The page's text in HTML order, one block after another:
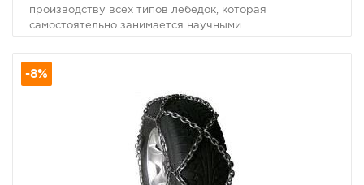
производству всех типов лебедок, которая
самостоятельно занимается научными
Она одной из первых начала производство
автомобильных лебедок в Китае и является
поставщиком китайской армии.
Производители RUNVA
Тяговое усилие, фунты 9500
Напряжение питания, В 12
-8%